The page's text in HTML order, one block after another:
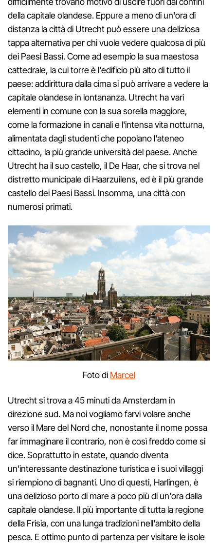
della capitale olandese. Eppure a meno di un'ora di
distanza la città di Utrecht può essere una deliziosa
tappa alternativa per chi vuole vedere qualcosa di più
dei Paesi Bassi. Come ad esempio la sua maestosa
cattedrale, la cui torre è l'edificio più alto di tutto il
paese: addirittura dalla cima si può arrivare a vedere la
capitale olandese in lontananza. Utrecht ha vari
elementi in comune con la sua sorella maggiore,
come la formazione in canali e l'intensa vita notturna,
alimentata dagli studenti che popolano l'ateneo
cittadino, la più grande università del paese. Anche
Utrecht ha il suo castello, il De Haar, che si trova nel
distretto municipale di Haarzuilens, ed è il più grande
castello dei Paesi Bassi. Insomma, una città con
numerosi primati.
Foto di Marcel
Utrecht si trova a 45 minuti da Amsterdam in
direzione sud. Ma noi vogliamo farvi volare anche
verso il Mare del Nord che, nonostante il nome possa
far immaginare il contrario, non è così freddo come si
dice. Soprattutto in estate, quando diventa
un'interessante destinazione turistica e i suoi villaggi
si riempiono di bagnanti. Uno di questi, Harlingen, è
una delizioso porto di mare a poco più di un'ora dalla
capitale olandese. Il più importante di tutta la regione
della Frisia, con una lunga tradizioni nell'ambito della
pesca. E ottimo punto di partenza per visitare le isole